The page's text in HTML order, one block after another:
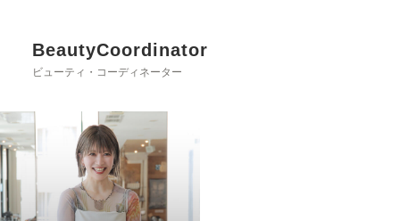
BeautyCoordinator
ビューティ・コーディネーター